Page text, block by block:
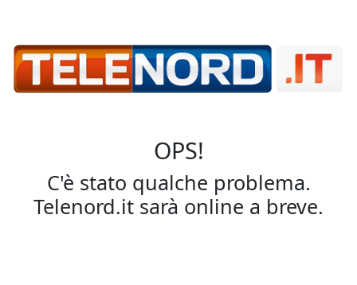
OPS!
C'è stato qualche problema.
Telenord.it sarà online a breve.